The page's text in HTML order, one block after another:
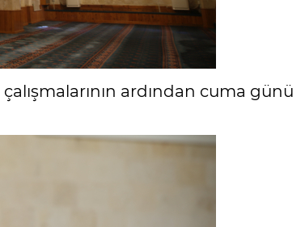
çalışmalarının ardından cuma günü